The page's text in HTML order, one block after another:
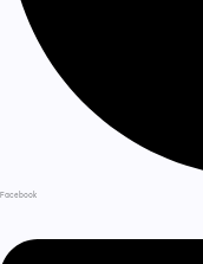
Facebook